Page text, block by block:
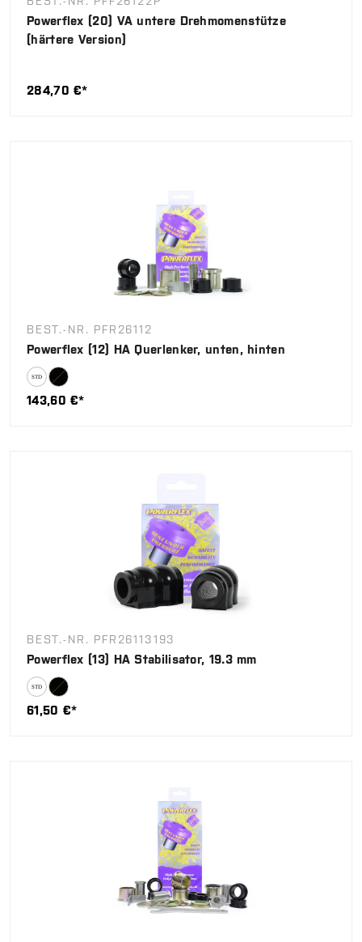
Powerflex (20) VA untere Drehmomenstütze
(härtere Version)
284,70 €*
BEST.-NR. PFR26112
Powerflex (12) HA Querlenker, unten, hinten
143,60 €*
BEST.-NR. PFR26113193
Powerflex (13) HA Stabilisator, 19.3 mm
61,50 €*